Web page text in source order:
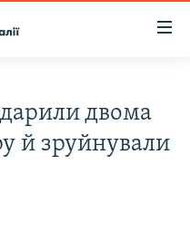
двома
й зруйнували